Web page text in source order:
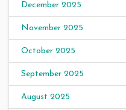
December 2025
November 2025
October 2025
September 2025
August 2025